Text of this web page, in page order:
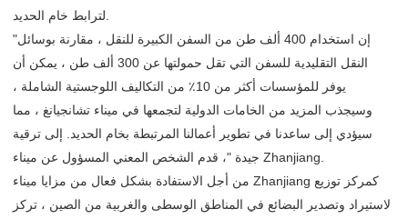
"إن استخدام 400 ألف طن من السفن الكبيرة للنقل ، مقارنة بوسائل
النقل التقليدية للسفن التي تقل حمولتها عن 300 ألف طن ، يمكن أن
يوفر للمؤسسات أكثر من 10٪ من التكاليف اللوجستية الشاملة ،
وسيجذب المزيد من الخامات الدولية لتجمعها في ميناء تشانجيانغ ، مما
سيؤدي إلى ساعدنا في تطوير أعمالنا المرتبطة بخام الحديد. إلى ترقية
جيدة "، قدم الشخص المعني المسؤول عن ميناء Zhanjiang.
من أجل الاستفادة بشكل فعال من مزايا ميناء Zhanjiang كمركز توزيع
لاستيراد وتصدير البضائع في المناطق الوسطى والغربية من الصين ، تركز